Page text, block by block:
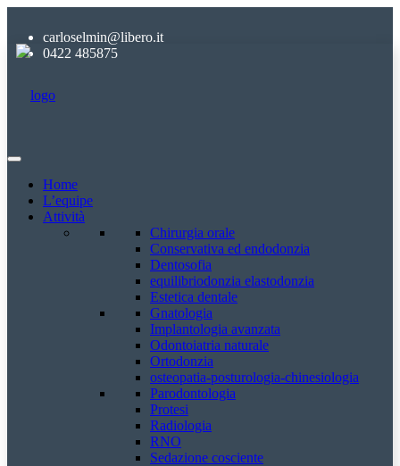
carloselmin@libero.it
0422 485875
Home
L’equipe
Attività
Chirurgia orale
Conservativa ed endodonzia
Dentosofia
equilibriodonzia elastodonzia
Estetica dentale
Gnatologia
Implantologia avanzata
Odontoiatria naturale
Ortodonzia
osteopatia-posturologia-chinesiologia
Parodontologia
Protesi
Radiologia
RNO
Sedazione cosciente